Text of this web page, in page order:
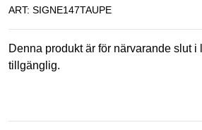
ART: SIGNE147TAUPE
Denna produkt är för närvarande slut i
tillgänglig.